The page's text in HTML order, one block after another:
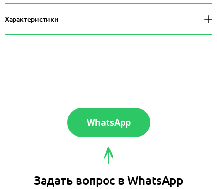
Характеристики
WhatsApp
Задать вопрос в WhatsApp